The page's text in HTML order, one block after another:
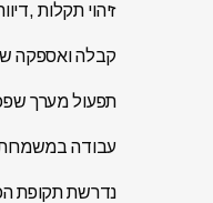
זיהוי תקלות
קבלה ואספקה של
תפעול מערך
עבודה
נדרשת תקופת